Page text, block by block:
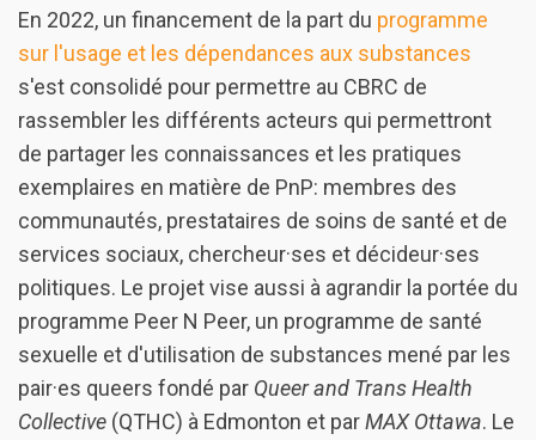
En 2022, un financement de la part du programme
sur l'usage et les dépendances aux substances
s'est consolidé pour permettre au CBRC de
rassembler les différents acteurs qui permettront
de partager les connaissances et les pratiques
exemplaires en matière de PnP: membres des
communautés, prestataires de soins de santé et de
services sociaux, chercheur·ses et décideur·ses
politiques. Le projet vise aussi à agrandir la portée du
programme Peer N Peer, un programme de santé
sexuelle et d'utilisation de substances mené par les
pair·es queers fondé par Queer and Trans Health
Collective (QTHC) à Edmonton et parMAX Ottawa. Le